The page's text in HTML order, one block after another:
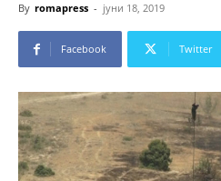
By romapress - јуни 18, 2019
Facebook Twitter